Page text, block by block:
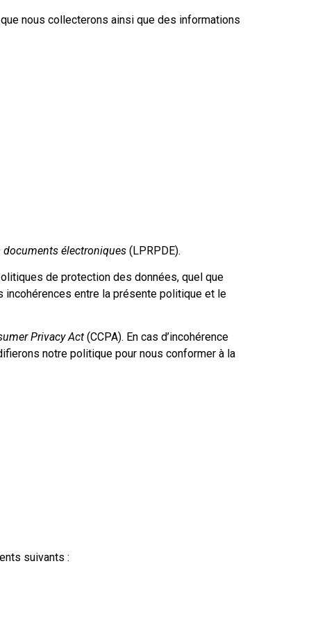
nous collecterons ainsi que des informations
électroniques (LPRPDE).
de protection des données, quel que
incohérences entre la présente politique et le
Privacy Act (CCPA). En cas d’incohérence
notre politique pour nous conformer à la
suivants :